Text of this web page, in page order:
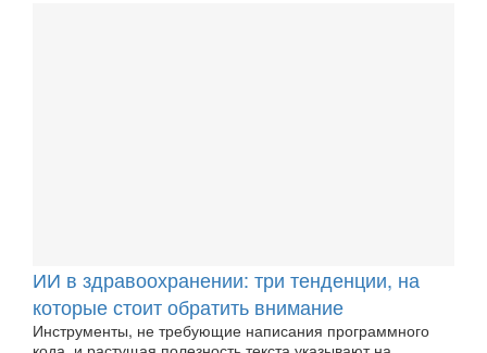
ИИ в здравоохранении: три тенденции, на
которые стоит обратить внимание
Инструменты, не требующие написания программного